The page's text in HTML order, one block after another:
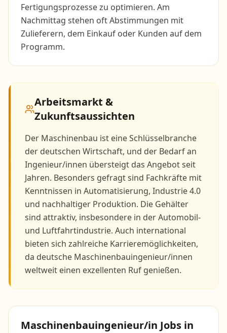
Fertigungsprozesse zu optimieren. Am
Nachmittag stehen oft Abstimmungen mit
Zulieferern, dem Einkauf oder Kunden auf dem
Programm.
Arbeitsmarkt &
Zukunftsaussichten
Der Maschinenbau ist eine Schlüsselbranche
der deutschen Wirtschaft, und der Bedarf an
Ingenieur/innen übersteigt das Angebot seit
Jahren. Besonders gefragt sind Fachkräfte mit
Kenntnissen in Automatisierung, Industrie 4.0
und nachhaltiger Produktion. Die Gehälter
sind attraktiv, insbesondere in der Automobil-
und Luftfahrtindustrie. Auch international
bieten sich zahlreiche Karrieremöglichkeiten,
da deutsche Maschinenbauingenieur/innen
weltweit einen exzellenten Ruf genießen.
Maschinenbauingenieur/in Jobs in